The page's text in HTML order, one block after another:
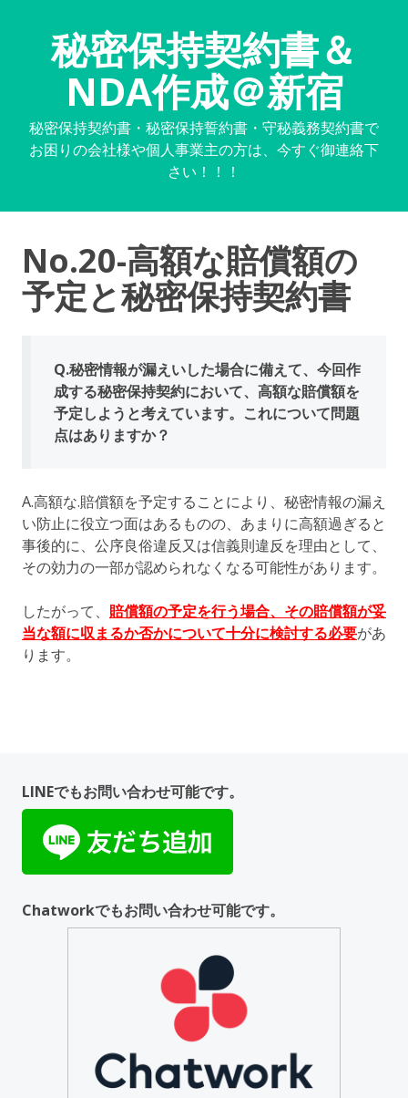
秘密保持契約書＆
NDA作成＠新宿
秘密保持契約書・秘密保持誓約書・守秘義務契約書で
お困りの会社様や個人事業主の方は、今すぐ御連絡下
さい！！！
No.20-高額な賠償額の
予定と秘密保持契約書
Q.秘密情報が漏えいした場合に備えて、今回作
成する秘密保持契約において、高額な賠償額を
予定しようと考えています。これについて問題
点はありますか？
A.高額な.賠償額を予定することにより、秘密情報の漏え
い防止に役立つ面はあるものの、あまりに高額過ぎると
事後的に、公序良俗違反又は信義則違反を理由として、
その効力の一部が認められなくなる可能性があります。
したがって、 賠償額の予定を行う場合、その賠償額が妥
当な額に収まるか否かについて十分に検討する必要があ
ります。
LINEでもお問い合わせ可能です。
Chatworkでもお問い合わせ可能です。